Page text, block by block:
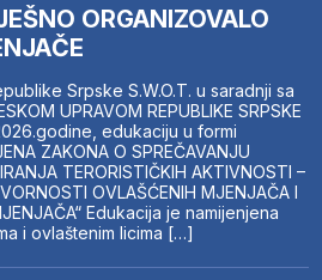
ORGANIZOVALO
Srpske S.W.O.T. u saradnji sa
UPRAVOM REPUBLIKE SRPSKE
edukaciju u formi
ZAKONA O SPREČAVANJU
TERORISTIČKIH AKTIVNOSTI –
OVLAŠĆENIH MJENJAČA I
Edukacija je namijenjena
i ovlaštenim licima […]